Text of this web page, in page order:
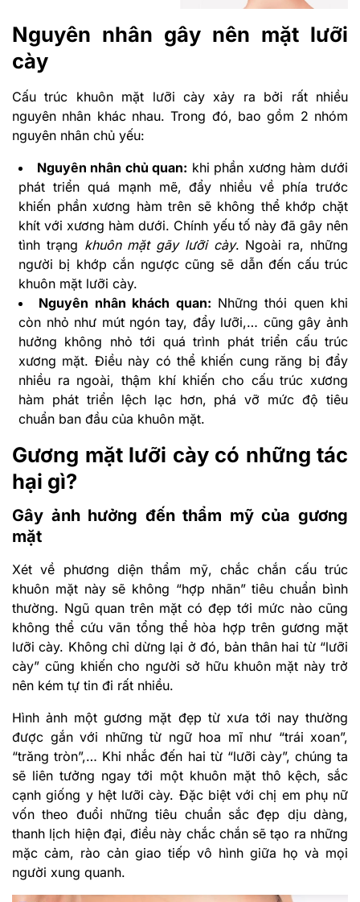
Nguyên nhân gây nên mặt lưỡi
cày
Cấu trúc khuôn mặt lưỡi cày xảy ra bởi rất nhiều
nguyên nhân khác nhau. Trong đó, bao gồm 2 nhóm
nguyên nhân chủ yếu:
Nguyên nhân chủ quan: khi phần xương hàm dưới
phát triển quá mạnh mẽ, đẩy nhiều về phía trước
khiến phần xương hàm trên sẽ không thể khớp chặt
khít với xương hàm dưới. Chính yếu tố này đã gây nên
tình trạng khuôn mặt gãy lưỡi cày. Ngoài ra, những
người bị khớp cắn ngược cũng sẽ dẫn đến cấu trúc
khuôn mặt lưỡi cày.
Nguyên nhân khách quan: Những thói quen khi
còn nhỏ như mút ngón tay, đẩy lưỡi,… cũng gây ảnh
hưởng không nhỏ tới quá trình phát triển cấu trúc
xương mặt. Điều này có thể khiến cung răng bị đẩy
nhiều ra ngoài, thậm khí khiến cho cấu trúc xương
hàm phát triển lệch lạc hơn, phá vỡ mức độ tiêu
chuẩn ban đầu của khuôn mặt.
Gương mặt lưỡi cày có những tác
hại gì?
Gây ảnh hưởng đến thẩm mỹ của gương
mặt
Xét về phương diện thẩm mỹ, chắc chắn cấu trúc
khuôn mặt này sẽ không “hợp nhãn” tiêu chuẩn bình
thường. Ngũ quan trên mặt có đẹp tới mức nào cũng
không thể cứu vãn tổng thể hòa hợp trên gương mặt
lưỡi cày. Không chỉ dừng lại ở đó, bản thân hai từ “lưỡi
cày” cũng khiến cho người sở hữu khuôn mặt này trở
nên kém tự tin đi rất nhiều.
Hình ảnh một gương mặt đẹp từ xưa tới nay thường
được gắn với những từ ngữ hoa mĩ như “trái xoan”,
“trăng tròn”,… Khi nhắc đến hai từ “lưỡi cày”, chúng ta
sẽ liên tưởng ngay tới một khuôn mặt thô kệch, sắc
cạnh giống y hệt lưỡi cày. Đặc biệt với chị em phụ nữ
vốn theo đuổi những tiêu chuẩn sắc đẹp dịu dàng,
thanh lịch hiện đại, điều này chắc chắn sẽ tạo ra những
mặc cảm, rào cản giao tiếp vô hình giữa họ và mọi
người xung quanh.